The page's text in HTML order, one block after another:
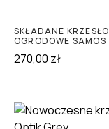
SKŁADANE KRZESŁO
OGRODOWE SAMOS
270,00 zł